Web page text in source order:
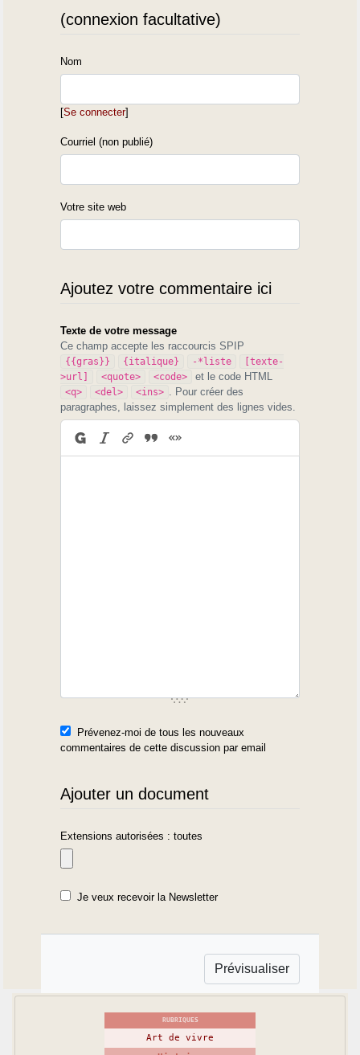
(connexion facultative)
Nom
[Se connecter]
Courriel (non publié)
Votre site web
Ajoutez votre commentaire ici
Texte de votre message
Ce champ accepte les raccourcis SPIP
{{gras}} {italique} -*liste
[texte-
>url]
<quote> <code> et le code HTML
<q> <del> <ins>
. Pour créer des
paragraphes, laissez simplement des lignes vides.
Prévenez-moi de tous les nouveaux
commentaires de cette discussion par email
Ajouter un document
Extensions autorisées : toutes
Je veux recevoir la Newsletter
RUBRIQUES
Art de vivre